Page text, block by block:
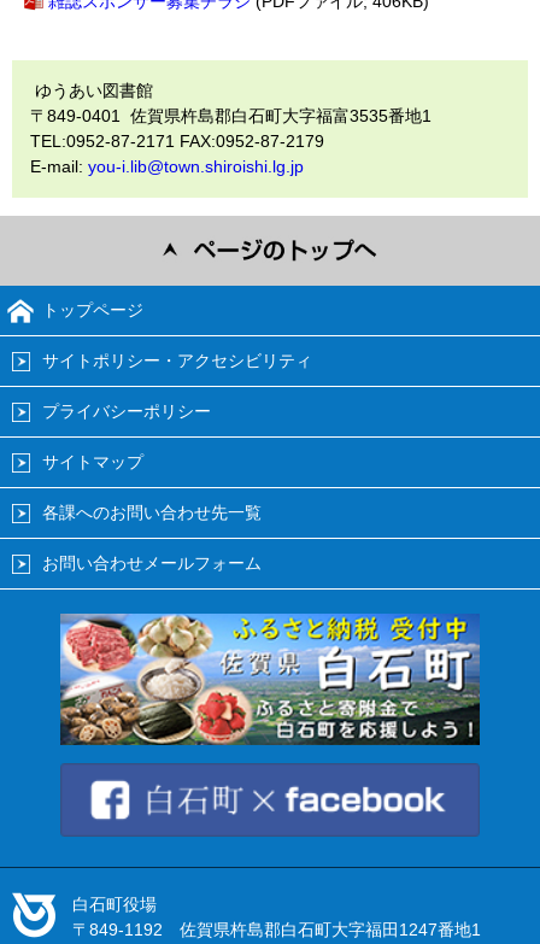
ゆうあい図書館
〒849-0401 佐賀県杵島郡白石町大字福富3535番地1
TEL:0952-87-2171 FAX:0952-87-2179
E-mail: you-i.lib@town.shiroishi.lg.jp
トップページ
サイトポリシー・アクセシビリティ
プライバシーポリシー
サイトマップ
各課へのお問い合わせ先一覧
お問い合わせメールフォーム
白石町役場
〒849-1192 佐賀県杵島郡白石町大字福田1247番地1